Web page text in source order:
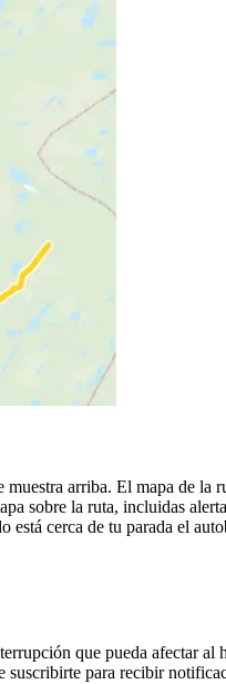
arriba. El mapa de
sobre la ruta, incluidas
está cerca de tu parada el
que pueda afectar al
suscribirte para recibir